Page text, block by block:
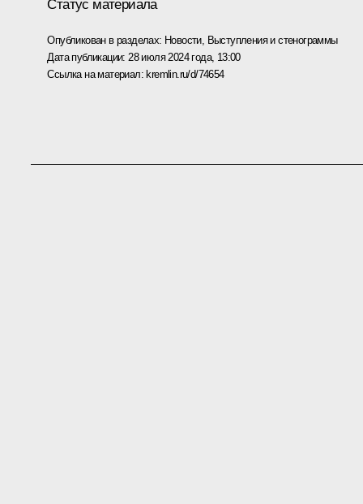
Статус материала
Опубликован в разделах: Новости, Выступления и стенограммы
Дата публикации: 28 июля 2024 года, 13:00
Ссылка на материал:kremlin.ru/d/74654